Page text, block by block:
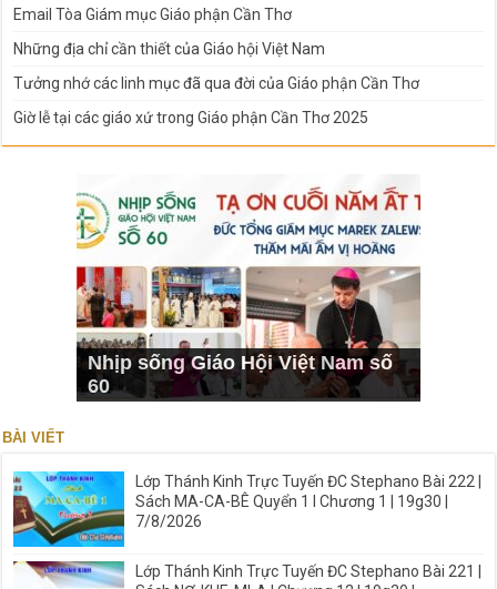
Email Tòa Giám mục Giáo phận Cần Thơ
Những địa chỉ cần thiết của Giáo hội Việt Nam
Tưởng nhớ các linh mục đã qua đời của Giáo phận Cần Thơ
Giờ lễ tại các giáo xứ trong Giáo phận Cần Thơ 2025
Nhịp sống Giáo Hội Việt Nam số
60
BÀI VIẾT
Lớp Thánh Kinh Trực Tuyến ĐC Stephano Bài 222 |
Sách MA-CA-BÊ Quyển 1 I Chương 1 | 19g30 |
7/8/2026
Lớp Thánh Kinh Trực Tuyến ĐC Stephano Bài 221 |